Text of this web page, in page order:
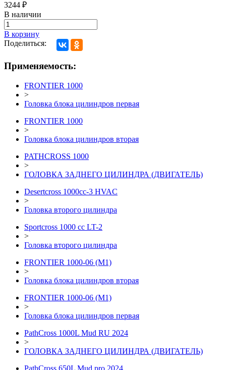
3244 ₽
В наличии
В корзину
Поделиться:
Применяемость:
FRONTIER 1000
>
Головка блока цилиндров первая
FRONTIER 1000
>
Головка блока цилиндров вторая
PATHCROSS 1000
>
ГОЛОВКА ЗАДНЕГО ЦИЛИНДРА (ДВИГАТЕЛЬ)
Desertcross 1000cc-3 HVAC
>
Головка второго цилиндра
Sportcross 1000 cc LT-2
>
Головка второго цилиндра
FRONTIER 1000-06 (М1)
>
Головка блока цилиндров вторая
FRONTIER 1000-06 (М1)
>
Головка блока цилиндров первая
PathCross 1000L Mud RU 2024
>
ГОЛОВКА ЗАДНЕГО ЦИЛИНДРА (ДВИГАТЕЛЬ)
PathCross 650L Mud pro 2024